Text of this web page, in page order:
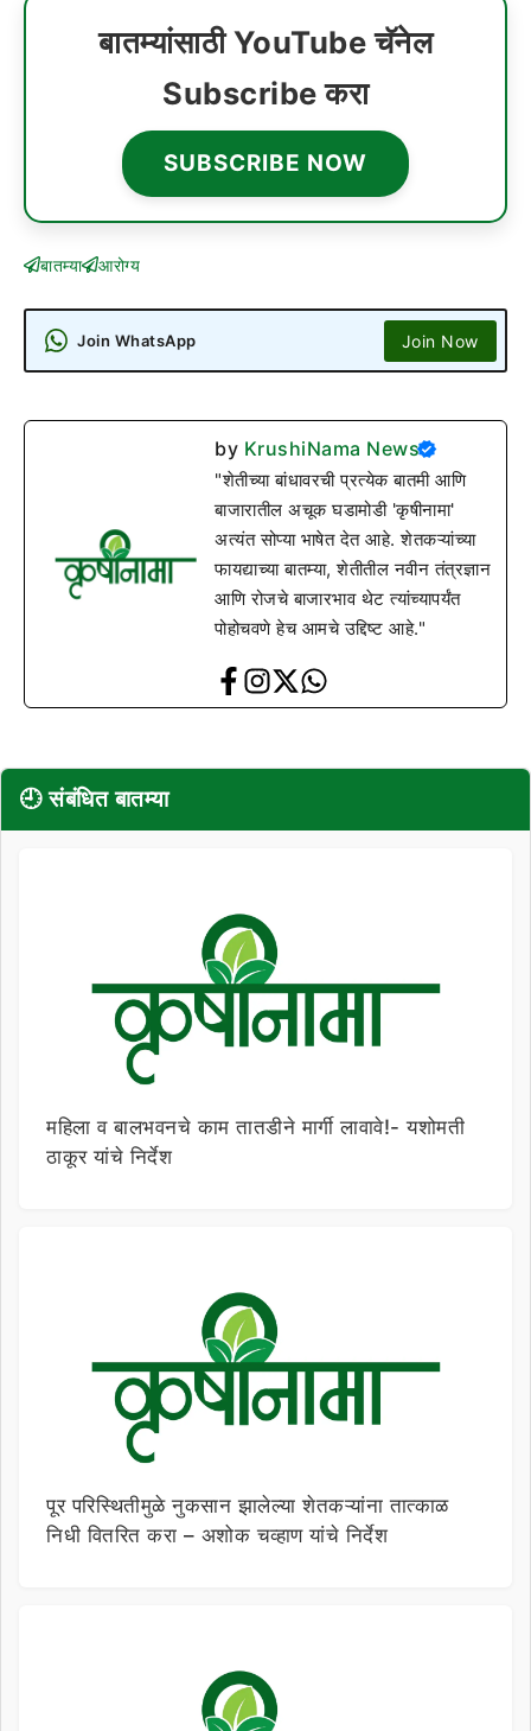
बातम्यांसाठी YouTube चॅनेल
Subscribe करा
SUBSCRIBE NOW
बातम्या आरोग्य
Join WhatsApp Join Now
by KrushiNama News
"शेतीच्या बांधावरची प्रत्येक बातमी आणि
बाजारातील अचूक घडामोडी 'कृषीनामा'
अत्यंत सोप्या भाषेत देत आहे. शेतकऱ्यांच्या
फायद्याच्या बातम्या, शेतीतील नवीन तंत्रज्ञान
आणि रोजचे बाजारभाव थेट त्यांच्यापर्यंत
पोहोचवणे हेच आमचे उद्दिष्ट आहे."
🕘 संबंधित बातम्या
महिला व बालभवनचे काम तातडीने मार्गी लावावे!- यशोमती
ठाकूर यांचे निर्देश
पूर परिस्थितीमुळे नुकसान झालेल्या शेतकऱ्यांना तात्काळ
निधी वितरित करा – अशोक चव्हाण यांचे निर्देश